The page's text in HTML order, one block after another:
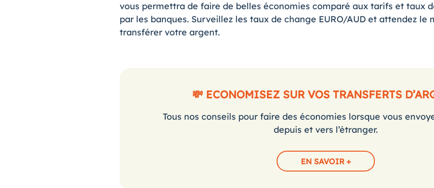
vous permettra de faire de belles économies comparé aux tarifs et taux
par les banques. Surveillez les taux de change EURO/AUD et attendez le
transférer votre argent.
💸 ECONOMISEZ SUR VOS TRANSFERTS
Tous nos conseils pour faire des économies lorsque vous
depuis et vers l’étranger.
EN SAVOIR +